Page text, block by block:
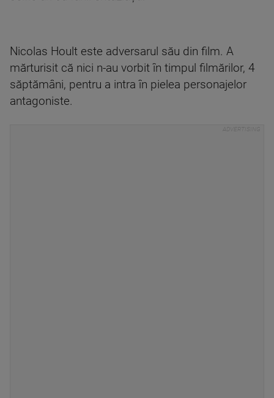
Nicolas Hoult este adversarul său din film. A
mărturisit că nici n-au vorbit în timpul filmărilor, 4
săptămâni, pentru a intra în pielea personajelor
antagoniste.